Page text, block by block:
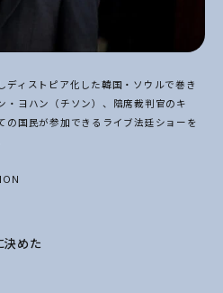
ィストピア化した韓国・ソウルで巻き
・ヨハン（チソン）、陪席裁判官のキ
の国民が参加できるライ ブ法廷ショーを
決めた